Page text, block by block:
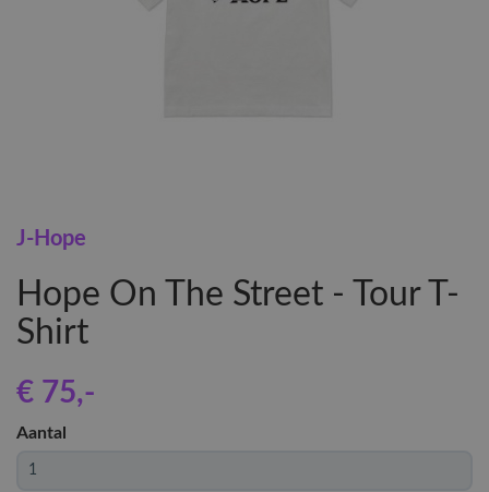
J-Hope
Hope On The Street - Tour T-
Shirt
€ 75,-
Aantal